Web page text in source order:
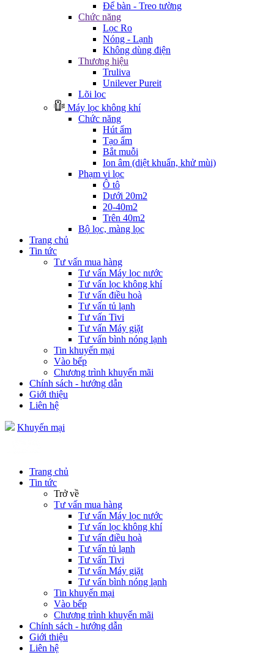
Để bàn - Treo tường
Chức năng
Lọc Ro
Nóng - Lạnh
Không dùng điện
Thương hiệu
Truliva
Unilever Pureit
Lõi lọc
Máy lọc không khí
Chức năng
Hút ẩm
Tạo ẩm
Bắt muỗi
Ion âm (diệt khuẩn, khử mùi)
Phạm vi lọc
Ô tô
Dưới 20m2
20-40m2
Trên 40m2
Bộ lọc, màng lọc
Trang chủ
Tin tức
Tư vấn mua hàng
Tư vấn Máy lọc nước
Tư vấn lọc không khí
Tư vấn điều hoà
Tư vấn tủ lạnh
Tư vấn Tivi
Tư vấn Máy giặt
Tư vấn bình nóng lạnh
Tin khuyến mại
Vào bếp
Chương trình khuyến mãi
Chính sách - hướng dẫn
Giới thiệu
Liên hệ
Khuyến mại
Trang chủ
Tin tức
Trở về
Tư vấn mua hàng
Tư vấn Máy lọc nước
Tư vấn lọc không khí
Tư vấn điều hoà
Tư vấn tủ lạnh
Tư vấn Tivi
Tư vấn Máy giặt
Tư vấn bình nóng lạnh
Tin khuyến mại
Vào bếp
Chương trình khuyến mãi
Chính sách - hướng dẫn
Giới thiệu
Liên hệ